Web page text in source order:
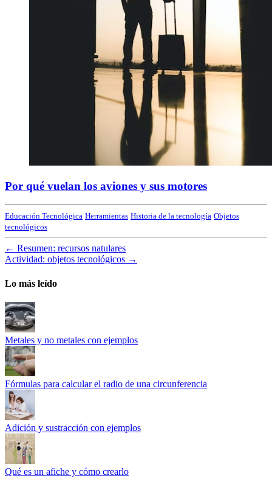
Por qué vuelan los aviones y sus motores
Educación Tecnológica Herramientas Historia de la tecnología Objetos
tecnológicos
← Resumen: recursos natulares
Actividad: objetos tecnológicos →
Lo más leído
Metales y no metales con ejemplos
Fórmulas para calcular el radio de una circunferencia
Adición y sustracción con ejemplos
Qué es un afiche y cómo crearlo